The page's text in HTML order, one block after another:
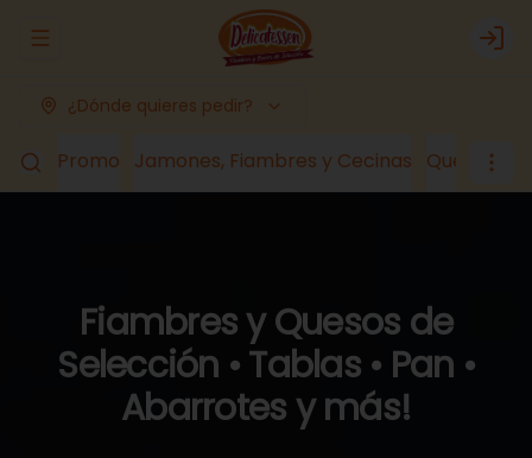
Abrir menu de navegación Login
¿Dónde quieres pedir?
Promo Jamones, Fiambres y Cecinas Quesos
Fiambres y Quesos de
Selección • Tablas • Pan •
Abarrotes y más!